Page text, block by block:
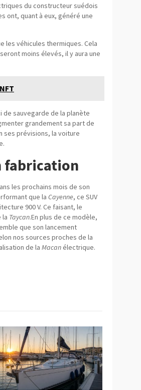
du constructeur suédois
ont, quant à eux, généré une
les véhicules thermiques. Cela
moins élevés, il y aura une
de sauvegarde de la planète
grandement sa part de
ses prévisions, la voiture
fabrication
les prochains mois de son
que la Cayenne, ce SUV
900 V. Ce faisant, le
la Taycan.En plus de ce modèle,
que son lancement
nos sources proches de la
de la Macanélectrique.